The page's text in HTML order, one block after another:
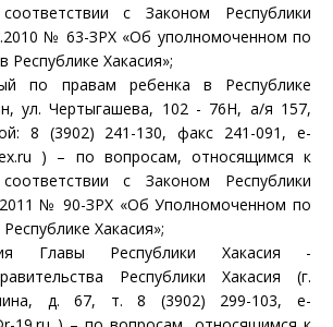
с Законом Республики
№ 63-ЗРХ «Об уполномоченном по
Республике Хакасия»;
по правам ребенка в Республике
ул. Чертыгашева, 102 - 76Н, а/я 157,
8 (3902) 241-130, факс 241-091, e-
) – по вопросам, относящимся к
с Законом Республики
№ 90-ЗРХ «Об Уполномоченном по
Хакасия»;
Главы Республики Хакасия -
Республики Хакасия (г.
д. 67, т. 8 (3902) 299-103, е-